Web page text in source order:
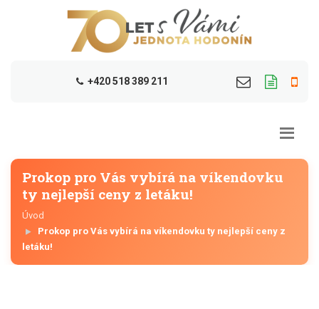
+420 518 389 211
Prokop pro Vás vybírá na víkendovku
ty nejlepší ceny z letáku!
Úvod
Prokop pro Vás vybírá na víkendovku ty nejlepší ceny z
letáku!